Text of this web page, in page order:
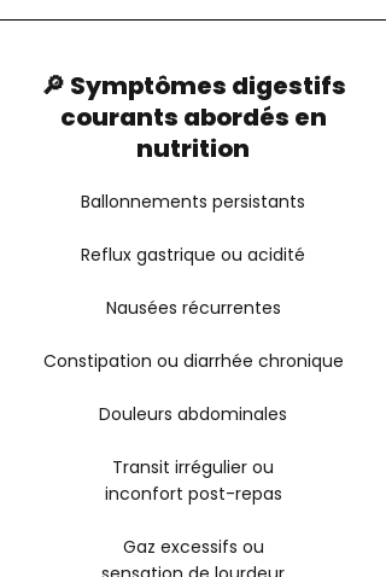
🔎 Symptômes digestifs
courants abordés en
nutrition
Ballonnements persistants
Reflux gastrique ou acidité
Nausées récurrentes
Constipation ou diarrhée chronique
Douleurs abdominales
Transit irrégulier ou
inconfort post-repas
Gaz excessifs ou